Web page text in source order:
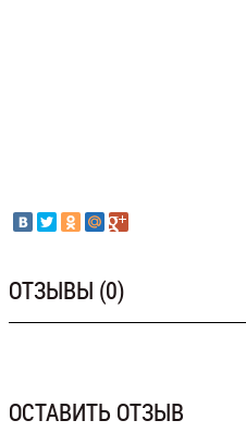
ОТЗЫВЫ (0)
ОСТАВИТЬ ОТЗЫВ